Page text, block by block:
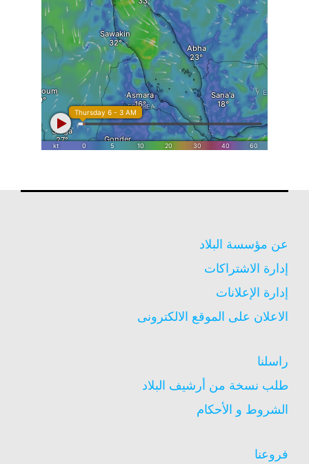
عن مؤسسة البلاد
إدارة الاشتراكات
إدارة الإعلانات
الاعلان على الموقع الالكترونى
راسلنا
طلب نسخة من أرشيف البلاد
الشروط و الأحكام
فروعنا